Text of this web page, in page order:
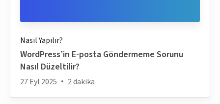
Nasıl Yapılır?
WordPress’in E-posta Göndermeme Sorunu
Nasıl Düzeltilir?
27 Eyl 2025 2 dakika